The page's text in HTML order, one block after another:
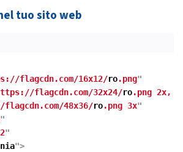
tuo sito web
flagcdn.com/16x12/ro.png"
flagcdn.com/32x24/ro.png 2x,
48x36/ro.png 3x"
"
"
">